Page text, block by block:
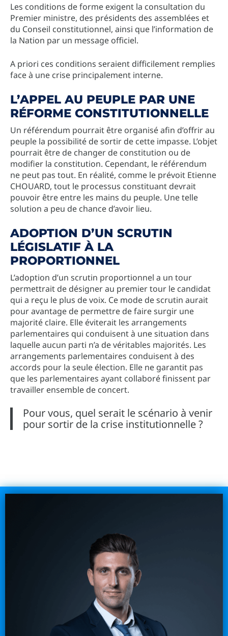
Les conditions de forme exigent la consultation du
Premier ministre, des présidents des assemblées et
du Conseil constitutionnel, ainsi que l’information de
la Nation par un message officiel.
A priori ces conditions seraient difficilement remplies
face à une crise principalement interne.
L’APPEL AU PEUPLE PAR UNE
RÉFORME CONSTITUTIONNELLE
Un référendum pourrait être organisé afin d’offrir au
peuple la possibilité de sortir de cette impasse. L’objet
pourrait être de changer de constitution ou de
modifier la constitution. Cependant, le référendum
ne peut pas tout. En réalité, comme le prévoit Etienne
CHOUARD, tout le processus constituant devrait
pouvoir être entre les mains du peuple. Une telle
solution a peu de chance d’avoir lieu.
ADOPTION D’UN SCRUTIN
LÉGISLATIF À LA
PROPORTIONNEL
L’adoption d’un scrutin proportionnel a un tour
permettrait de désigner au premier tour le candidat
qui a reçu le plus de voix. Ce mode de scrutin aurait
pour avantage de permettre de faire surgir une
majorité claire. Elle éviterait les arrangements
parlementaires qui conduisent à une situation dans
laquelle aucun parti n’a de véritables majorités. Les
arrangements parlementaires conduisent à des
accords pour la seule élection. Elle ne garantit pas
que les parlementaires ayant collaboré finissent par
travailler ensemble de concert.
Pour vous, quel serait le scénario à venir
pour sortir de la crise institutionnelle ?